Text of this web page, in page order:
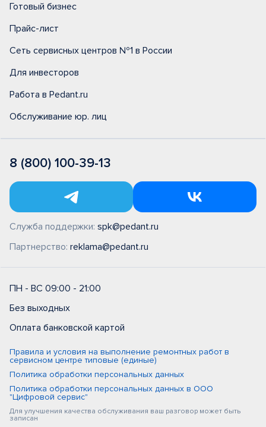
Готовый бизнес
Прайс-лист
Сеть сервисных центров №1 в России
Для инвесторов
Работа в Pedant.ru
Обслуживание юр. лиц
8 (800) 100-39-13
Служба поддержки: spk@pedant.ru
Партнерство: reklama@pedant.ru
ПН - ВС 09:00 - 21:00
Без выходных
Оплата банковской картой
Правила и условия на выполнение ремонтных работ в
сервисном центре типовые (единые)
Политика обработки персональных данных
Политика обработки персональных данных в ООО
"Цифровой сервис"
Для улучшения качества обслуживания ваш разговор может быть
записан